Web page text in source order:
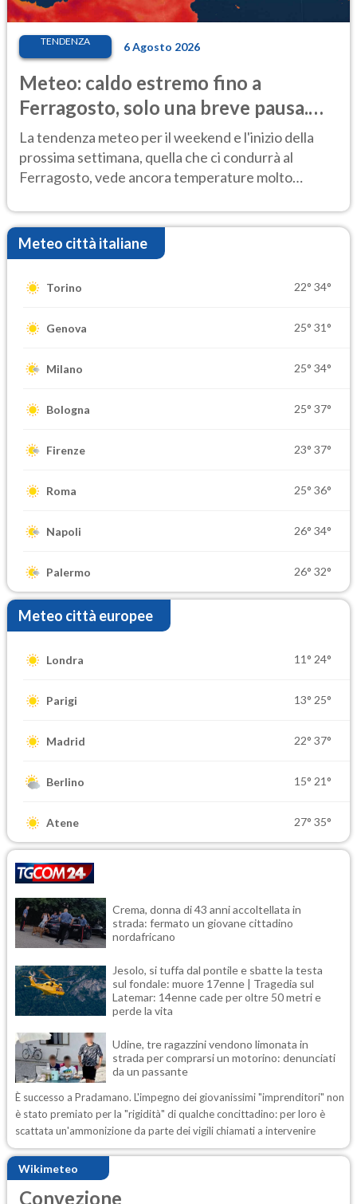
TENDENZA 6 Agosto 2026
Meteo: caldo estremo fino a
Ferragosto, solo una breve pausa.
Ecco dove
La tendenza meteo per il weekend e l'inizio della
prossima settimana, quella che ci condurrà al
Ferragosto, vede ancora temperature molto
Meteo città italiane
Torino 22° 34°
Genova 25° 31°
Milano 25° 34°
Bologna 25° 37°
Firenze 23° 37°
Roma 25° 36°
Napoli 26° 34°
Palermo 26° 32°
Meteo città europee
Londra 11° 24°
Parigi 13° 25°
Madrid 22° 37°
Berlino 15° 21°
Atene 27° 35°
Crema, donna di 43 anni accoltellata in
strada: fermato un giovane cittadino
nordafricano
Jesolo, si tuffa dal pontile e sbatte la testa
sul fondale: muore 17enne | Tragedia sul
Latemar: 14enne cade per oltre 50 metri e
perde la vita
Udine, tre ragazzini vendono limonata in
strada per comprarsi un motorino: denunciati
da un passante
È successo a Pradamano. L'impegno dei giovanissimi "imprenditori" non
è stato premiato per la "rigidità" di qualche concittadino: per loro è
scattata un'ammonizione da parte dei vigili chiamati a intervenire
Wikimeteo
Convezione